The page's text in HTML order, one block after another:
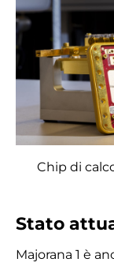
Chip di
Stato
Majorana 1 è